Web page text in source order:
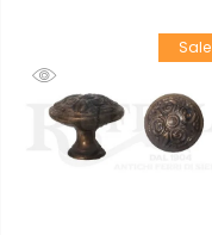
Sale